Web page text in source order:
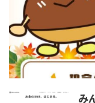
み